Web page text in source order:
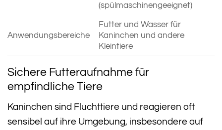
(spülmaschinengeeignet)
Anwendungsbereiche
Futter und Wasser für
Kaninchen und andere
Kleintiere
Sichere Futteraufnahme für
empfindliche Tiere
Kaninchen sind Fluchttiere und reagieren oft
sensibel auf ihre Umgebung, insbesondere auf